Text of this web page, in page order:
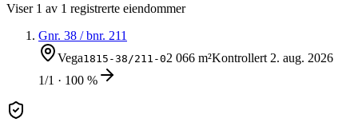
Viser 1 av 1 registrerte eiendommer
Gnr. 38 / bnr. 211
Vega1815-38/211-02 066 m²Kontrollert 2. aug. 2026
1/1 · 100 %